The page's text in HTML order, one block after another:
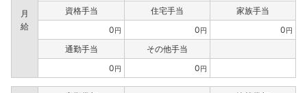
月
給
資格手当 住宅手当
家族手当
0円 0円 0円
通勤手当
その他手当
0円 0円